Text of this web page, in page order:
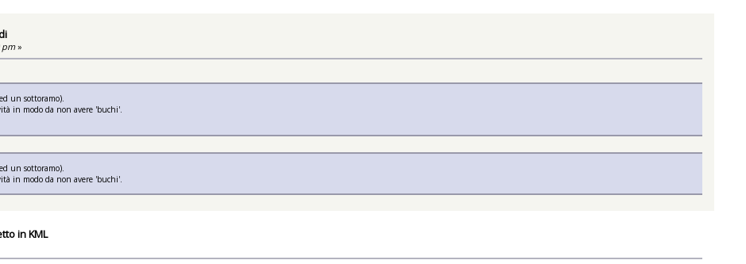
pm»
un sottoramo).
in modo da non avere 'buchi'.
un sottoramo).
in modo da non avere 'buchi'.
in KML